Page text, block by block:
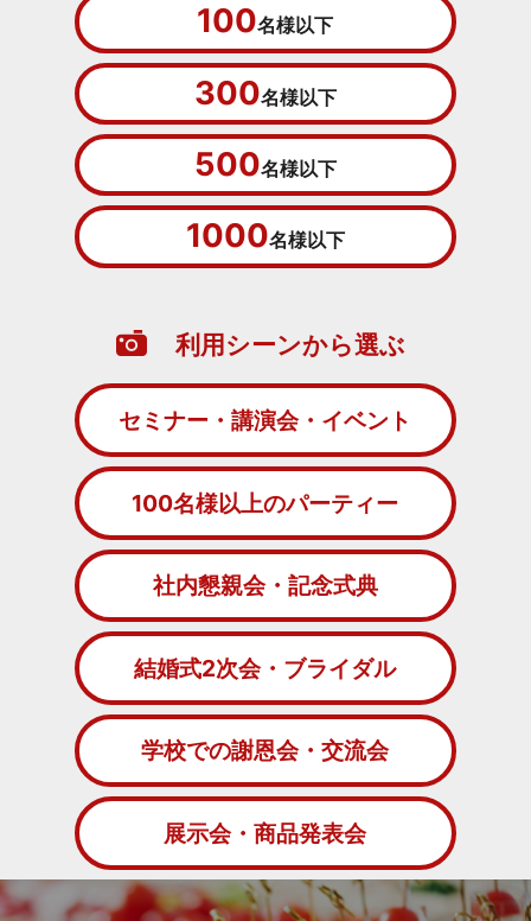
100名様以下
300名様以下
500名様以下
1000名様以下
利用シーンから選ぶ
セミナー・講演会・イベント
100名様以上のパーティー
社内懇親会・記念式典
結婚式2次会・ブライダル
学校での謝恩会・交流会
展示会・商品発表会